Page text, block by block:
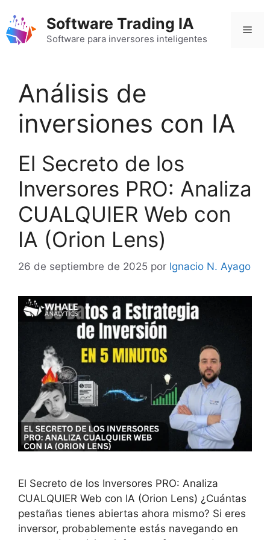
contenido
Software Trading IA
Software para inversores inteligentes
Análisis de
inversiones con IA
El Secreto de los
Inversores PRO: Analiza
CUALQUIER Web con
IA (Orion Lens)
26 de septiembre de 2025 por Ignacio N. Ayago
El Secreto de los Inversores PRO: Analiza
CUALQUIER Web con IA (Orion Lens) ¿Cuántas
pestañas tienes abiertas ahora mismo? Si eres
inversor, probablemente estás navegando en